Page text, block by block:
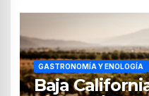
GASTRONOMÍA Y ENOLOGÍA
Baja